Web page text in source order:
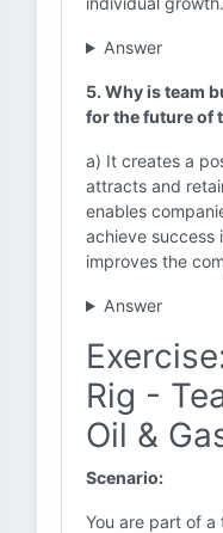
Answer
5. Why is team
for the future of
a) It creates a
attracts and
enables
achieve success
improves the
Answer
Rig -
Oil &
Scenario:
You are part of a